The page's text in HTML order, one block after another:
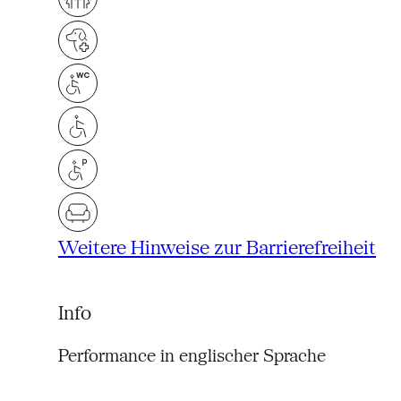
Weitere Hinweise zur Barrierefreiheit
Info
Performance in englischer Sprache